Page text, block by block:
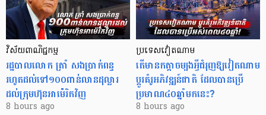
វិស័យ​ពាណិជ្ជកម្ម
រដ្ឋបាលលោក ត្រាំ សងប្រាក់ពន្ធ
រហូតដល់ទៅ១០០ពាន់លានដុល្លារ
ដល់ក្រុមហ៊ុនអាម៉េរិកវិញ
8 hours ago
ប្រទេសវៀតណាម
តើមានកត្តាចម្បងអ្វីជំរុញឱ្យវៀតណាម
ប្តូរគំរូអភិវឌ្ឍន៍ជាតិ ដែលបានប្រើ
ប្រមាណ៤០ឆ្នាំមកនេះ?
8 hours ago